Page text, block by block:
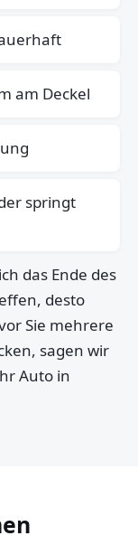
am Deckel
springt
das Ende des
desto
Sie mehrere
sagen wir
Auto in